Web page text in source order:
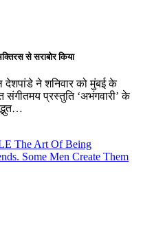
से सराबोर किया
देशपांडे ने शनिवार को मुंबई के
संगीतमय प्रस्तुति ‘अभंगवारी’ के